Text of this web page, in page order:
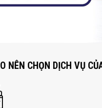
NÊN CHỌN DỊCH VỤ